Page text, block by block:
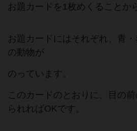
お題カードを1枚めくることか
お題カードにはそれぞれ、青
の動物が
のっています。
このカードのとおりに、目の
られればOKです。